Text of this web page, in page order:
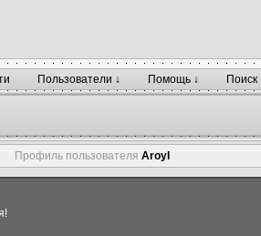
Пользователи ↓ Помощь ↓ Поиск
Профиль пользователя Aroyl